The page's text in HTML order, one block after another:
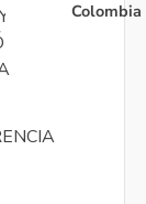
Colombia